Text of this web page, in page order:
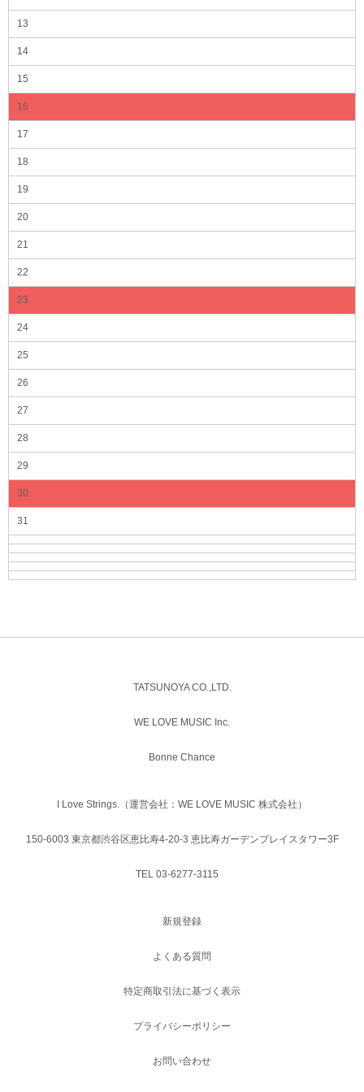
13
14
15
16
17
18
19
20
21
22
23
24
25
26
27
28
29
30
31
TATSUNOYA CO.,LTD.
WE LOVE MUSIC Inc.
Bonne Chance
I Love Strings.（運営会社：WE LOVE MUSIC 株式会社）
150-6003 東京都渋谷区恵比寿4-20-3 恵比寿ガーデンプレイスタワー3F
TEL 03-6277-3115
新規登録
よくある質問
特定商取引法に基づく表示
プライバシーポリシー
お問い合わせ